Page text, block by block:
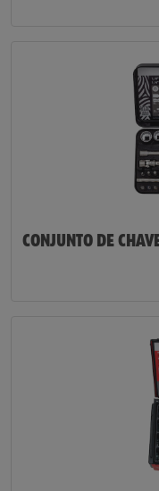
CONJUNTO DE